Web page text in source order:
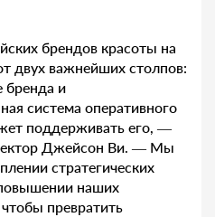
брендов красоты на
двух важнейших столпов:
бренда и
система оперативного
поддерживать его, —
Джейсон Ви. — Мы
стратегических
наших
превратить